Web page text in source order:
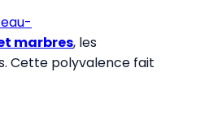
marbres, les
Cette polyvalence fait